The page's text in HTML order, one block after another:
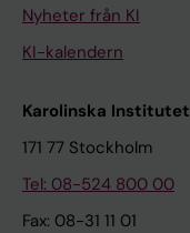
Nyheter från KI
KI-kalendern
Karolinska Institutet
171 77 Stockholm
Tel: 08-524 800 00
Fax: 08-31 11 01